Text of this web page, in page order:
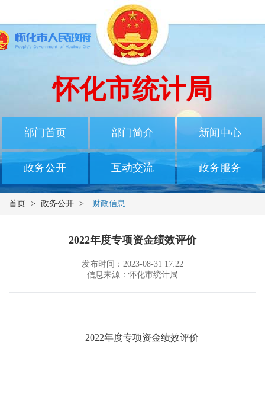
怀化市统计局
部门首页 部门简介 新闻中心
政务公开 互动交流 政务服务
首页 > 政务公开 > 财政信息
2022年度专项资金绩效评价
发布时间：2023-08-31 17:22
信息来源：怀化市统计局
2022年度专项资金绩效评价